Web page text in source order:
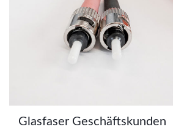
Glasfaser Geschäftskunden